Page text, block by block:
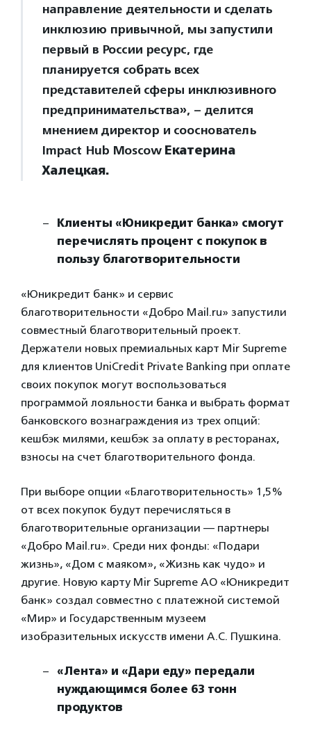
направление деятельности и сделать
инклюзию привычной, мы запустили
первый в России ресурс, где
планируется собрать всех
представителей сферы инклюзивного
предпринимательства», – делится
мнением директор и сооснователь
Impact Hub Moscow Екатерина
Халецкая.
Клиенты «Юникредит банка» смогут
перечислять процент с покупок в
пользу благотворительности
«Юникредит банк» и сервис
благотворительности «Добро Mail.ru» запустили
совместный благотворительный проект.
Держатели новых премиальных карт Mir Supreme
для клиентов UniCredit Private Banking при оплате
своих покупок могут воспользоваться
программой лояльности банка и выбрать формат
банковского вознаграждения из трех опций:
кешбэк милями, кешбэк за оплату в ресторанах,
взносы на счет благотворительного фонда.
При выборе опции «Благотворительность» 1,5%
от всех покупок будут перечисляться в
благотворительные организации — партнеры
«Добро Mail.ru». Среди них фонды: «Подари
жизнь», «Дом с маяком», «Жизнь как чудо» и
другие. Новую карту Mir Supreme АО «Юникредит
банк» создал совместно с платежной системой
«Мир» и Государственным музеем
изобразительных искусств имени А.С. Пушкина.
«Лента» и «Дари еду» передали
нуждающимся более 63 тонн
продуктов